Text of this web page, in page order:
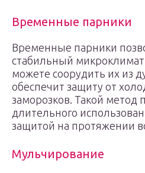
Временные парники
Временные парники
стабильный
можете соорудить их из
обеспечит защиту от
заморозков. Такой метод
длительного
защитой на протяжении
Мульчирование